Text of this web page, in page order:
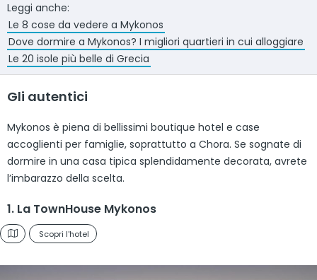
Leggi anche:
Le 8 cose da vedere a Mykonos
Dove dormire a Mykonos? I migliori quartieri in cui alloggiare
Le 20 isole più belle di Grecia
Gli autentici
Mykonos è piena di bellissimi boutique hotel e case
accoglienti per famiglie, soprattutto a Chora. Se sognate di
dormire in una casa tipica splendidamente decorata, avrete
l’imbarazzo della scelta.
1. La TownHouse Mykonos
Scopri l'hotel